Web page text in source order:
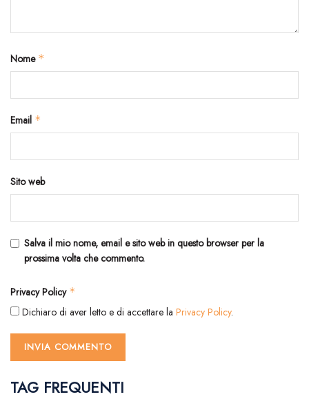
Nome *
Email *
Sito web
Salva il mio nome, email e sito web in questo browser per la
prossima volta che commento.
Privacy Policy *
Dichiaro di aver letto e di accettare la Privacy Policy.
TAG FREQUENTI